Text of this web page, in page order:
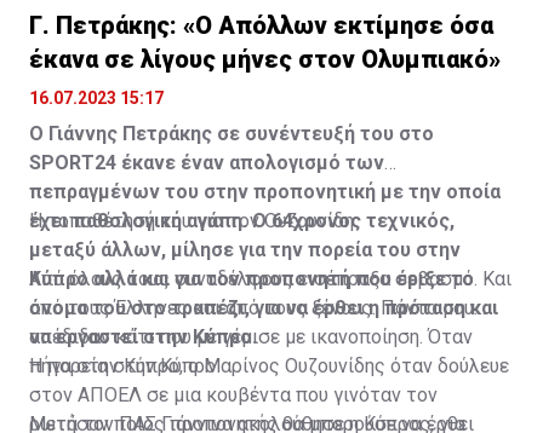
Γ. Πετράκης: «Ο Απόλλων εκτίμησε όσα
έκανα σε λίγους μήνες στον Ολυμπιακό»
16.07.2023 15:17
Ο Γιάννης Πετράκης σε συνέντευξή του στο
SPORT24 έκανε έναν απολογισμό των
πεπραγμένων του στην προπονητική με την οποία
έχει παθολογική αγάπη. Ο 64χρονος τεχνικός,
μεταξύ άλλων, μίλησε για την πορεία του στην
Κύπρο αλλά και για τον προπονητή που έριξε το
όνομα του στο τραπέζι, για να έρθει η πρόταση και
να εργαστεί στην Κύπρο.
Η τοποθέτησή του για τον Ουζουνίδη:
Από όλους τους συναδέλφους εισέπραξα σεβασμό. Και
από τους Έλληνες και από τους ξένους. Πάντα μου
απέδιδαν κάτι που με γέμισε με ικανοποίηση. Όταν
πήγα στην Κύπρο, ο Μαρίνος Ουζουνίδης όταν δούλευε
στον ΑΠΟΕΛ σε μια κουβέντα που γινόταν τον
ρωτήσαν ποιος προπονητής θα μπορούσε να έρθει
Η πορεία στην Κύπρο
Μετά τον ΠΑΣ Γιάννινα ακολούθησε η Κύπρος, για